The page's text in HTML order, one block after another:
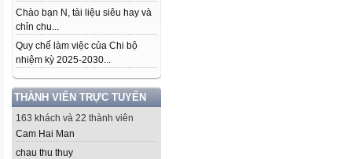
Chào bạn N, tài liệu siêu hay và
chỉn chu...
Quy chế làm việc của Chi bộ
nhiệm kỳ 2025-2030...
THÀNH VIÊN TRỰC TUYẾN
163 khách và 22 thành viên
Cam Hai Man
chau thu thuy